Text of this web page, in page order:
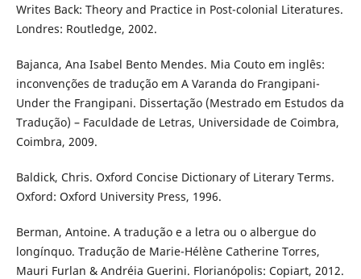
Writes Back: Theory and Practice in Post-colonial Literatures.
Londres: Routledge, 2002.
Bajanca, Ana Isabel Bento Mendes. Mia Couto em inglês:
inconvenções de tradução em A Varanda do Frangipani-
Under the Frangipani. Dissertação (Mestrado em Estudos da
Tradução) – Faculdade de Letras, Universidade de Coimbra,
Coimbra, 2009.
Baldick, Chris. Oxford Concise Dictionary of Literary Terms.
Oxford: Oxford University Press, 1996.
Berman, Antoine. A tradução e a letra ou o albergue do
longínquo. Tradução de Marie-Hélène Catherine Torres,
Mauri Furlan & Andréia Guerini. Florianópolis: Copiart, 2012.